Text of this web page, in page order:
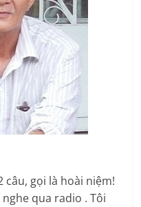
câu, gọi là hoài niệm!
qua radio . Tôi